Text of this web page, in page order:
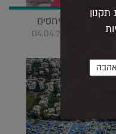
אקטיביסטים ומתייחסים
|
04.04.2019